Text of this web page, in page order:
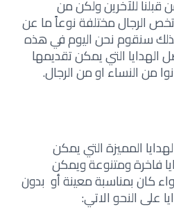
للآخرين ولكن من
تخص الرجال مختلفة نوعاً ما عن
سنقوم نحن اليوم في هذه
الهدايا التي يمكن تقديمها
من النساء او من الرجال.
المميزة التي يمكن
فاخرة ومتنوعة ويمكن
كان بمناسبة معينة أو بدون
على النحو الاتي: